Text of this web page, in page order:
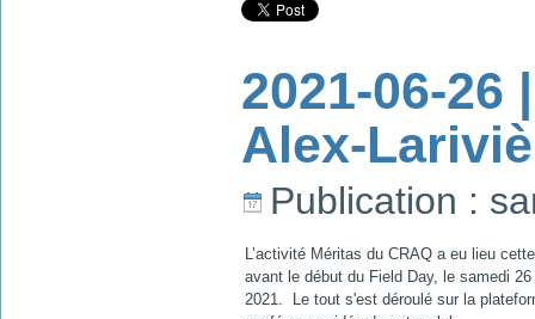
2021-06-26
Alex-
Publication :
L’activité Méritas du CRAQ a eu lieu
avant le début du Field Day, le samedi 26
2021. Le tout s'est déroulé sur la